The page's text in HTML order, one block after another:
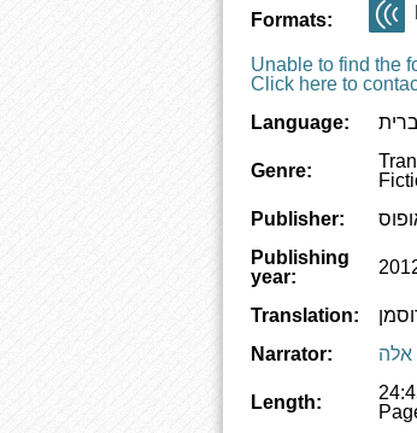
Formats:
Unable to find the
Click here to
Language:
Genre:
Publisher:
Publishing
year:
Translation:
Narrator:
אלה
Length: